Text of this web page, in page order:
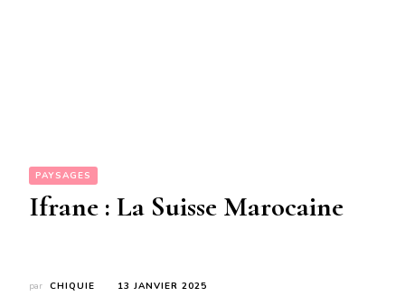
PAYSAGES
Ifrane : La Suisse Marocaine
par CHIQUIE 13 JANVIER 2025